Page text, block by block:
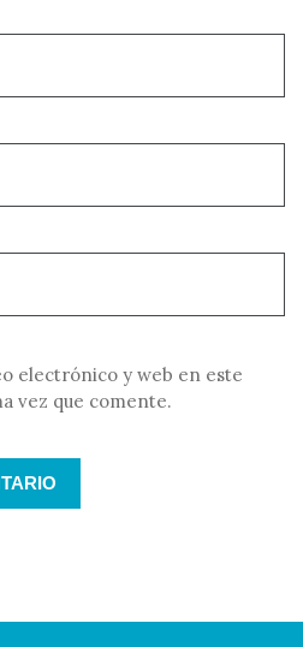
electrónico y web en este
vez que comente.